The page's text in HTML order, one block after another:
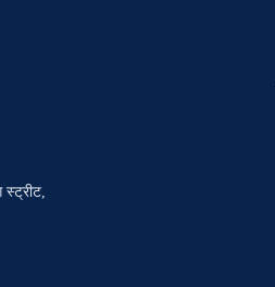
स्ट्रीट,